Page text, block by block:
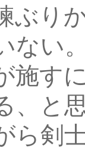
ぶり
ない
施す
、と
ら剣